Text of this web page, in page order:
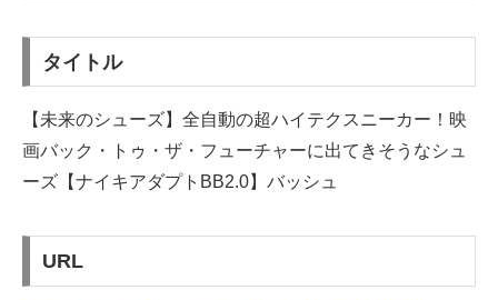
タイトル
【未来のシューズ】全自動の超ハイテクスニーカー！映
画バック・トゥ・ザ・フューチャーに出てきそうなシュ
ーズ【ナイキアダプトBB2.0】バッシュ
URL